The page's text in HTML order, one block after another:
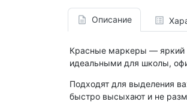
Описание
Красные маркеры — яркий
идеальными для школы,
Подходят для выделения
быстро высыхают и не